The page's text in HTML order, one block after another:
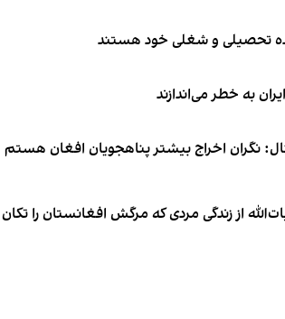
تحصیلی و شغلی خود هستند
به خطر می‌اندازند
نگران اخراج بیشتر پناهجویان افغان هستم
از زندگی مردی که مرگش افغانستان را تکان